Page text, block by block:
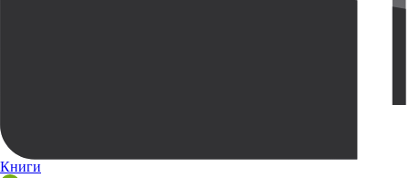
Книги